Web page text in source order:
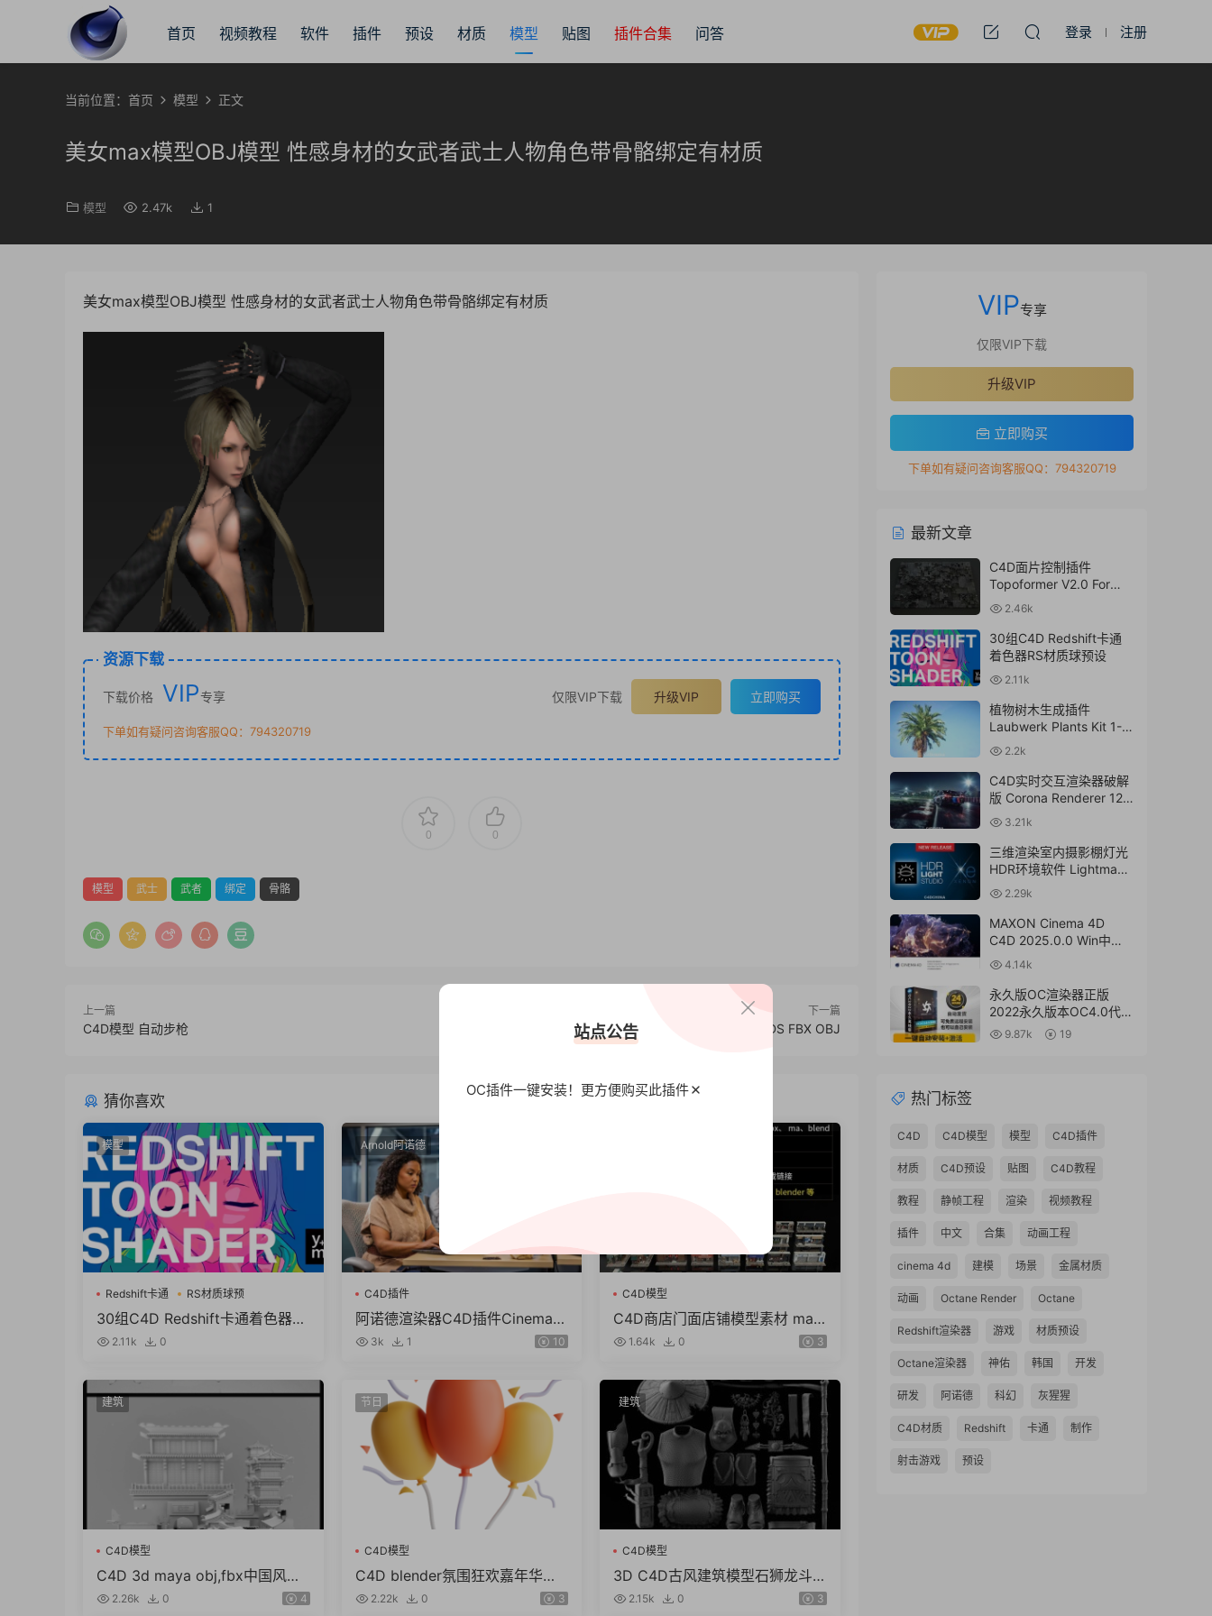
首页 视频教程 软件 插件 预设 材质 模型 贴图 插件合集 问答 登录 注册
当前位置： 首页 模型 正文
美女max模型OBJ模型 性感身材的女武者武士人物角色带骨骼绑定有材质
模型 2.47k 1
美女max模型OBJ模型 性感身材的女武者武士人物角色带骨骼绑定有材质
资源下载
下载价格 VIP专享 仅限VIP下载 升级VIP 立即购买
下单如有疑问咨询客服QQ：794320719
0 0
模型 武士 武者 绑定 骨骼
上一篇
C4D模型 自动步枪
下一篇
C4D模型 机械零件C4D模型C4D MAX 3DS FBX OBJ
猜你喜欢
模型
Redshift卡通 RS材质球预
30组C4D Redshift卡通着色器R
S材质球预设
2.11k 0
Arnold阿诺德
C4D插件
阿诺德渲染器C4D插件Cinema 4
D To Arnold v4.6.8.1 WIN/NoL
3k 1 10
C4D模型
C4D商店门面店铺模型素材 max
obj fbx ma KitBash3D Storefro
1.64k 0 3
建筑
C4D模型
C4D 3d maya obj,fbx中国风东
方古建筑临安长安城古城街道模
2.26k 0 4
节日
C4D模型
C4D blender氛围狂欢嘉年华锣
鼓棉花糖图标fbx obj模型素材pn
2.22k 0 3
建筑
C4D模型
3D C4D古风建筑模型石狮龙斗
篷石头酒壶木屐蟾蜍 obj zbp ZT
2.15k 0 3
VIP专享
仅限VIP下载
升级VIP
立即购买
下单如有疑问咨询客服QQ：794320719
最新文章
C4D面片控制插件
Topoformer V2.0 For
Cinema 4D R23 – 2024
Win/Mac
2.46k
30组C4D Redshift卡通
着色器RS材质球预设
2.11k
植物树木生成插件
Laubwerk Plants Kit 1-7
v1.0.50 For
C4D/MAX/Maya/Sketch
Up Win/Mac
2.2k
C4D实时交互渲染器破解
版 Corona Renderer 12.1
for Cinema 4D R17-
2024+离线材质预设库
3.21k
三维渲染室内摄影棚灯光
HDR环境软件 Lightmap
HDR Light Studio Xenon
V8.2.2.2024.0701 Win破
解版 + 接口插件
2.29k
MAXON Cinema 4D
C4D 2025.0.0 Win中文
版/英文版/破解版
4.14k
永久版OC渲染器正版
2022永久版本OC4.0代购
订阅注册C4D插件汉化双
9.87k 19
热门标签
C4D C4D模型 模型 C4D插件
材质 C4D预设 贴图 C4D教程
教程 静帧工程 渲染 视频教程
插件 中文 合集 动画工程
cinema 4d 建模 场景 金属材质
动画 Octane Render Octane
Redshift渲染器 游戏 材质预设
Octane渲染器 神佑 韩国 开发
研发 阿诺德 科幻 灰猩猩
C4D材质 Redshift 卡通 制作
射击游戏 预设
站点公告
OC插件一键安装！更方便购买此插件